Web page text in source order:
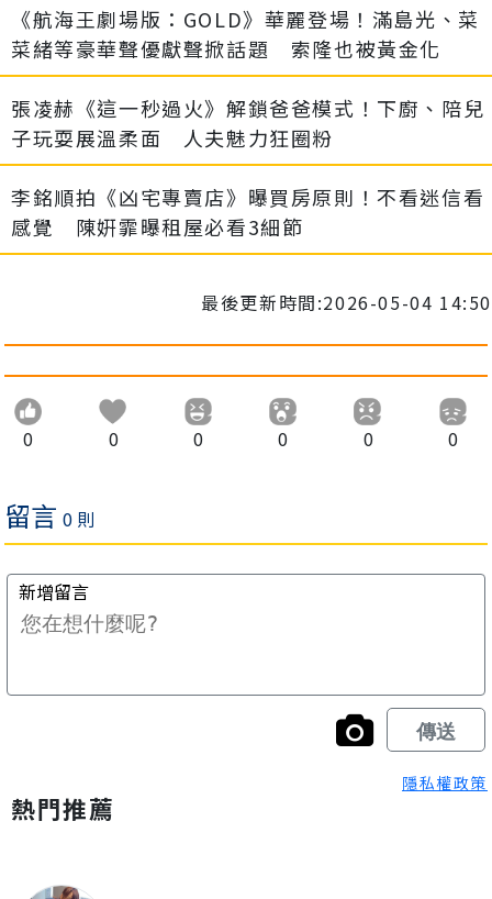
《航海王劇場版：GOLD》華麗登場！滿島光、菜
菜緒等豪華聲優獻聲掀話題 索隆也被黃金化
張凌赫《這一秒過火》解鎖爸爸模式！下廚、陪兒
子玩耍展溫柔面 人夫魅力狂圈粉
李銘順拍《凶宅專賣店》曝買房原則！不看迷信看
感覺 陳姸霏曝租屋必看3細節
最後更新時間:2026-05-04 14:50
0 0 0 0 0 0
隱私權政策
熱門推薦